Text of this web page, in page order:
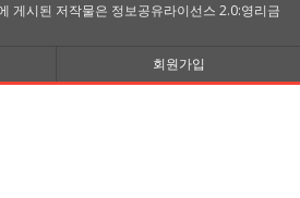
게시된 저작물은 정보공유라이선스 2.0:영리금
회원가입